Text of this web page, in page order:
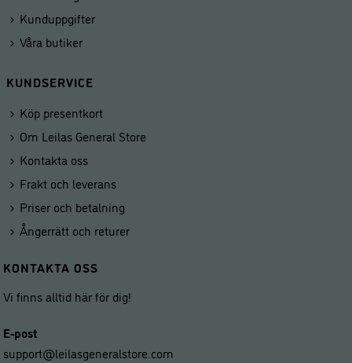
Kunduppgifter
Våra butiker
KUNDSERVICE
Köp presentkort
Om Leilas General Store
Kontakta oss
Frakt och leverans
Priser och betalning
Ångerrätt och returer
KONTAKTA OSS
Vi finns alltid här för dig!
E-post
support@leilasgeneralstore.com